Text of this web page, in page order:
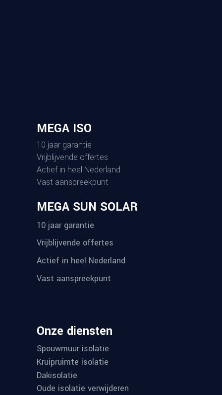
MEGA ISO
10 jaar garantie
Vrijblijvende offertes
Actief in heel Nederland
Vast aanspreekpunt
MEGA SUN SOLAR
10 jaar garantie
Vrijblijvende offertes
Actief in heel Nederland
Vast aanspreekpunt
Onze diensten
Spouwmuur isolatie
Kruipruimte isolatie
Dakisolatie
Oude isolatie verwijderen